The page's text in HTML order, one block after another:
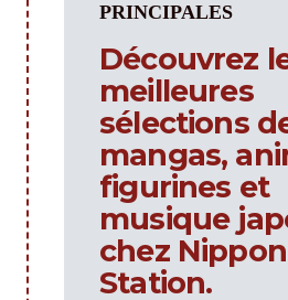
PRINCIPALES
Découvrez
meilleures
sélections
mangas,
figurines et
musique
chez Nippon
Station.